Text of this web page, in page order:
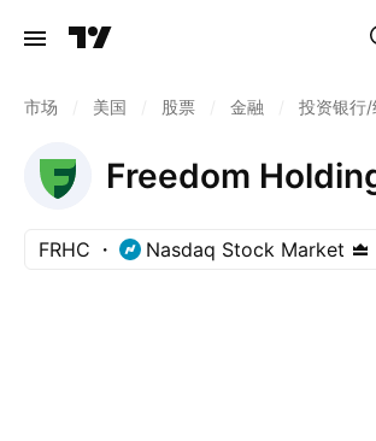
市场 美国 股票 金融 投资银行
Freedom
FRHC Nasdaq Stock Market